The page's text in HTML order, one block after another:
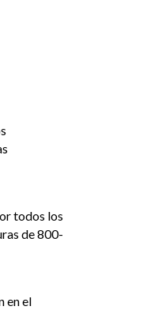
todos los
de 800-
en el